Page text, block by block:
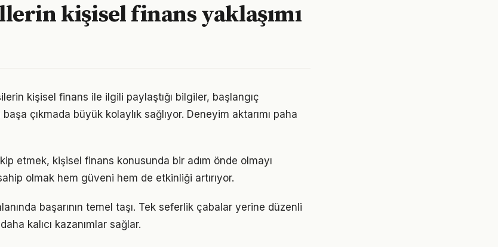
kişisel finans yaklaşımı
kişisel finans ile ilgili paylaştığı bilgiler, başlangıç
çıkmada büyük kolaylık sağlıyor. Deneyim aktarımı paha
etmek, kişisel finans konusunda bir adım önde olmayı
olmak hem güveni hem de etkinliği artırıyor.
başarının temel taşı. Tek seferlik çabalar yerine düzenli
kalıcı kazanımlar sağlar.